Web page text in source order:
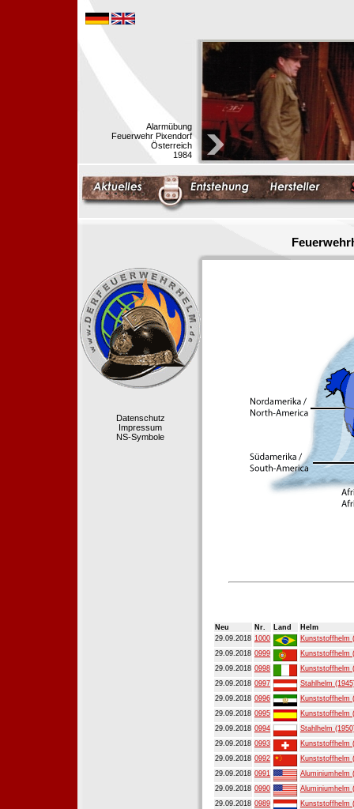
Alarmübung
Feuerwehr Pixendorf
Österreich
1984
Datenschutz
Impressum
NS-Symbole
Neu Nr. Land
Helm
29.09.2018 1000
Kunststoffhelm
29.09.2018 0999
Kunststoffhelm
29.09.2018 0998
Kunststoffhelm
29.09.2018 0997
Stahlhelm
29.09.2018 0996
Kunststoffhelm
29.09.2018 0995
Kunststoffhelm
29.09.2018 0994
Stahlhelm
29.09.2018 0993
Kunststoffhelm
29.09.2018 0992
Kunststoffhelm
29.09.2018 0991
Aluminiumhelm
29.09.2018 0990
Aluminiumhelm
29.09.2018 0989
Kunststoffhelm